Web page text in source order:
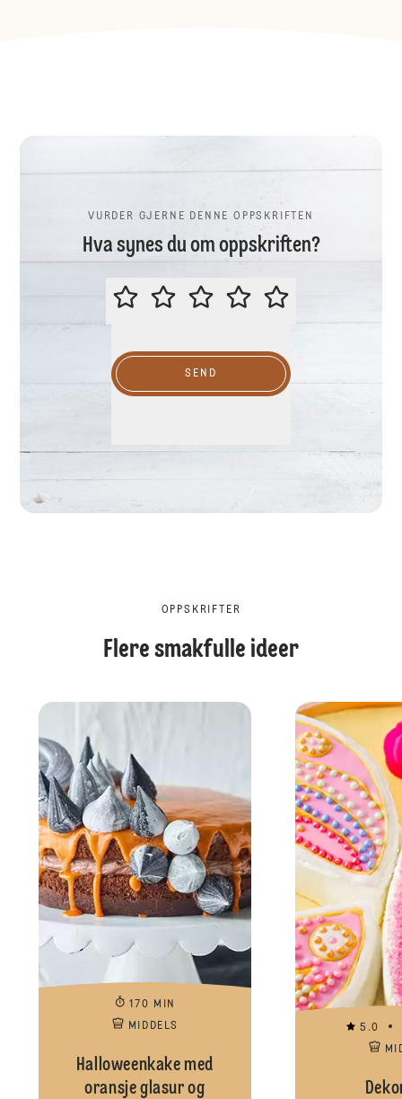
VURDER GJERNE DENNE OPPSKRIFTEN
Hva synes du om oppskriften?
VURDER GJERNE DENNE
SEND
OPPSKRIFTER
Flere smakfulle ideer
170 MIN
MIDDELS
Halloweenkake med
oransje glasur og
5.0